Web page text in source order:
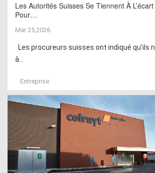
Les Autorités Suisses Se Tiennent À L’écart
Pour…
Mar 25,2026
Les procureurs suisses ont indiqué qu’ils
à...
Entreprise